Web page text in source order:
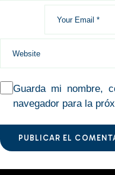
Guarda mi nombre,
navegador para la
PUBLICAR EL